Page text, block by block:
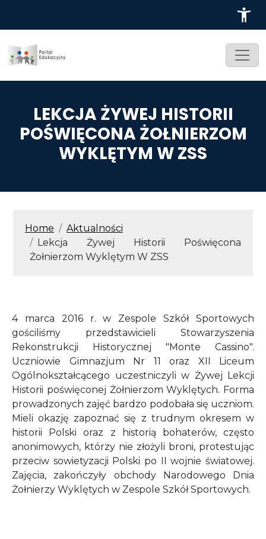
LEKCJA ŻYWEJ HISTORII
POŚWIĘCONA ŻOŁNIERZOM
WYKLĘTYM W ZSS
ŚCIEŻKA NAWIGACYJNA
Home
Aktualności
Lekcja Żywej Historii Poświęcona
Żołnierzom Wyklętym W ZSS
4 marca 2016 r. w Zespole Szkół Sportowych
gościliśmy przedstawicieli Stowarzyszenia
Rekonstrukcji Historycznej "Monte Cassino".
Uczniowie Gimnazjum Nr 11 oraz XII Liceum
Ogólnokształcącego uczestniczyli w Żywej Lekcji
Historii poświęconej Żołnierzom Wyklętych. Forma
prowadzonych zajęć bardzo podobała się uczniom.
Mieli okazję zapoznać się z trudnym okresem w
historii Polski oraz z historią bohaterów, często
anonimowych, którzy nie złożyli broni, protestując
przeciw sowietyzacji Polski po II wojnie światowej.
Zajęcia, zakończyły obchody Narodowego Dnia
Żołnierzy Wyklętych w Zespole Szkół Sportowych.